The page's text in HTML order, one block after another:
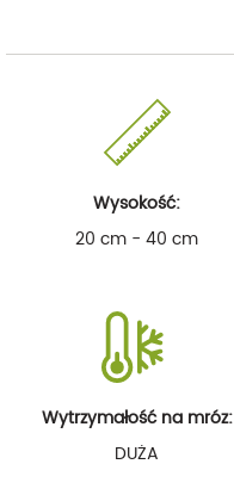
Wysokość:
20 cm - 40 cm
Wytrzymałość na mróz:
DUŻA